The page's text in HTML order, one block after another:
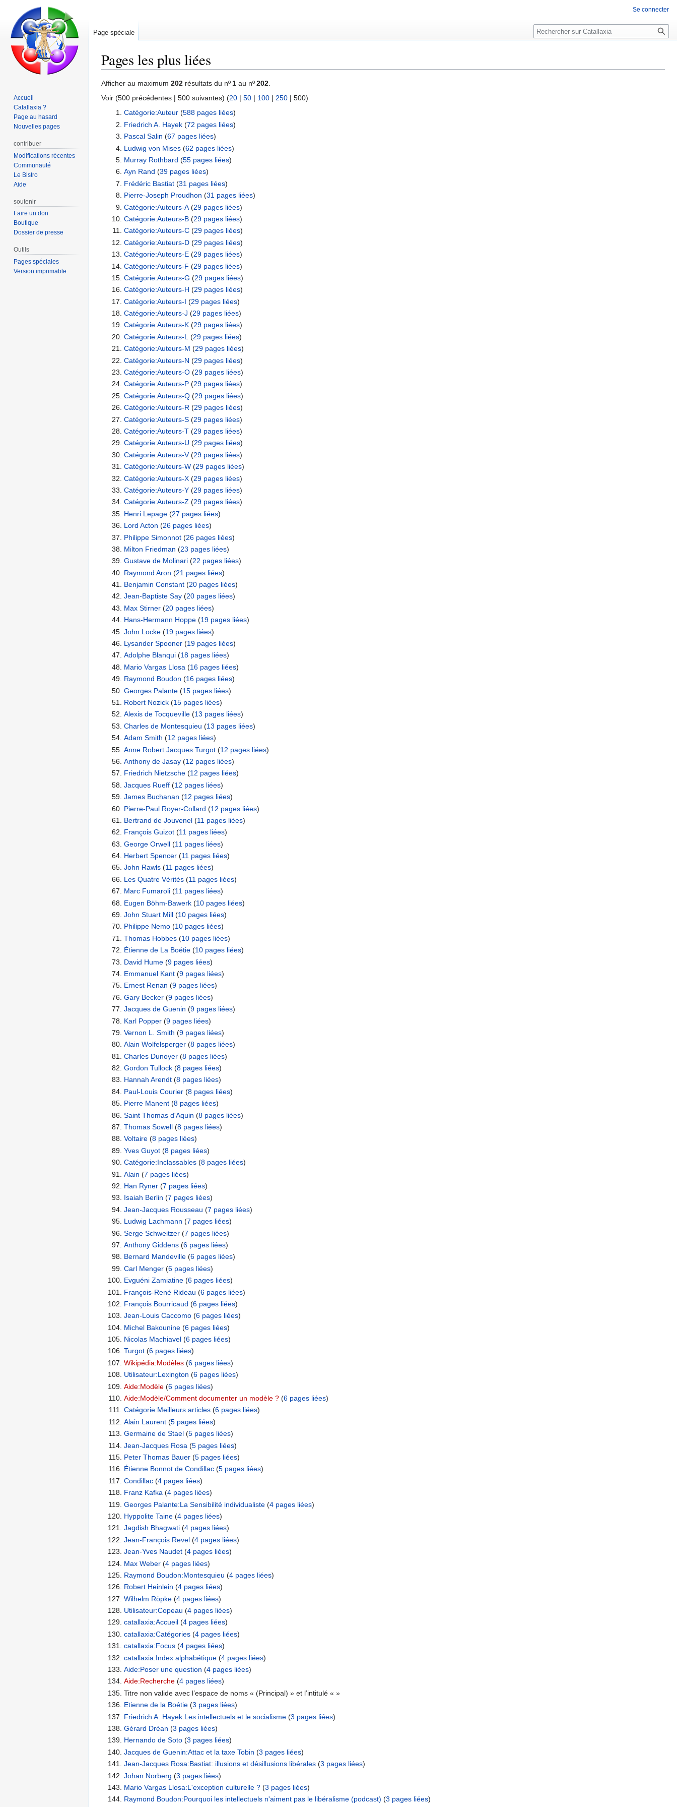
Pages les plus liées
Aller
à
navigation
Aller
à
recherche
Afficher au maximum 202 résultats du nº1 au nº202.
Voir (500 précédentes | 500 suivantes) (20 | 50 | 100 | 250 | 500)
Catégorie:Auteur‏‎ (588 pages liées)
Friedrich A. Hayek‏‎ (72 pages liées)
Pascal Salin ‏‎ (67 pages liées)
Ludwig von Mises‏‎ (62 pages liées)
Murray Rothbard ‏‎ (55 pages liées)
Ayn Rand ‏‎ (39 pages liées)
Frédéric Bastiat‏‎ (31 pages liées)
Pierre-Joseph Proudhon ‏‎ (31 pages liées)
Catégorie:Auteurs-A‏‎ (29 pages liées)
Catégorie:Auteurs-B‏‎ (29 pages liées)
Catégorie:Auteurs-C‏‎ (29 pages liées)
Catégorie:Auteurs-D‏‎ (29 pages liées)
Catégorie:Auteurs-E‏‎ (29 pages liées)
Catégorie:Auteurs-F ‏‎ (29 pages liées)
Catégorie:Auteurs-G ‏‎ (29 pages liées)
Catégorie:Auteurs-H ‏‎ (29 pages liées)
Catégorie:Auteurs-I ‏‎ (29 pages liées)
Catégorie:Auteurs-J ‏‎ (29 pages liées)
Catégorie:Auteurs-K‏‎ (29 pages liées)
Catégorie:Auteurs-L ‏‎ (29 pages liées)
Catégorie:Auteurs-M ‏‎ (29 pages liées)
Catégorie:Auteurs-N ‏‎ (29 pages liées)
Catégorie:Auteurs-O‏‎ (29 pages liées)
Catégorie:Auteurs-P‏‎ (29 pages liées)
Catégorie:Auteurs-Q‏‎ (29 pages liées)
Catégorie:Auteurs-R‏‎ (29 pages liées)
Catégorie:Auteurs-S‏‎ (29 pages liées)
Catégorie:Auteurs-T‏‎ (29 pages liées)
Catégorie:Auteurs-U ‏‎ (29 pages liées)
Catégorie:Auteurs-V‏‎ (29 pages liées)
Catégorie:Auteurs-W‏‎ (29 pages liées)
Catégorie:Auteurs-X‏‎ (29 pages liées)
Catégorie:Auteurs-Y‏‎ (29 pages liées)
Catégorie:Auteurs-Z‏‎ (29 pages liées)
Henri Lepage‏‎ (27 pages liées)
Lord Acton ‏‎ (26 pages liées)
Philippe Simonnot‏‎ (26 pages liées)
Milton Friedman ‏‎ (23 pages liées)
Gustave de Molinari‏‎ (22 pages liées)
Raymond Aron ‏‎ (21 pages liées)
Benjamin Constant‏‎ (20 pages liées)
Jean-Baptiste Say‏‎ (20 pages liées)
Max Stirner‏‎ (20 pages liées)
Hans-Hermann Hoppe‏‎ (19 pages liées)
John Locke‏‎ (19 pages liées)
Lysander Spooner‏‎ (19 pages liées)
Adolphe Blanqui‏‎ (18 pages liées)
Mario Vargas Llosa ‏‎ (16 pages liées)
Raymond Boudon ‏‎ (16 pages liées)
Georges Palante‏‎ (15 pages liées)
Robert Nozick‏‎ (15 pages liées)
Alexis de Tocqueville‏‎ (13 pages liées)
Charles de Montesquieu ‏‎ (13 pages liées)
Adam Smith ‏‎ (12 pages liées)
Anne Robert Jacques Turgot‏‎ (12 pages liées)
Anthony de Jasay‏‎ (12 pages liées)
Friedrich Nietzsche‏‎ (12 pages liées)
Jacques Rueff‏‎ (12 pages liées)
James Buchanan ‏‎ (12 pages liées)
Pierre-Paul Royer-Collard ‏‎ (12 pages liées)
Bertrand de Jouvenel‏‎ (11 pages liées)
François Guizot‏‎ (11 pages liées)
George Orwell‏‎ (11 pages liées)
Herbert Spencer‏‎ (11 pages liées)
John Rawls‏‎ (11 pages liées)
Les Quatre Vérités‏‎ (11 pages liées)
Marc Fumaroli‏‎ (11 pages liées)
Eugen Böhm-Bawerk‏‎ (10 pages liées)
John Stuart Mill‏‎ (10 pages liées)
Philippe Nemo‏‎ (10 pages liées)
Thomas Hobbes‏‎ (10 pages liées)
Étienne de La Boétie‏‎ (10 pages liées)
David Hume‏‎ (9 pages liées)
Emmanuel Kant‏‎ (9 pages liées)
Ernest Renan ‏‎ (9 pages liées)
Gary Becker‏‎ (9 pages liées)
Jacques de Guenin ‏‎ (9 pages liées)
Karl Popper‏‎ (9 pages liées)
Vernon L. Smith ‏‎ (9 pages liées)
Alain Wolfelsperger‏‎ (8 pages liées)
Charles Dunoyer‏‎ (8 pages liées)
Gordon Tullock‏‎ (8 pages liées)
Hannah Arendt‏‎ (8 pages liées)
Paul-Louis Courier‏‎ (8 pages liées)
Pierre Manent‏‎ (8 pages liées)
Saint Thomas d'Aquin ‏‎ (8 pages liées)
Thomas Sowell‏‎ (8 pages liées)
Voltaire‏‎ (8 pages liées)
Yves Guyot‏‎ (8 pages liées)
Catégorie:Inclassables‏‎ (8 pages liées)
Alain ‏‎ (7 pages liées)
Han Ryner‏‎ (7 pages liées)
Isaiah Berlin ‏‎ (7 pages liées)
Jean-Jacques Rousseau ‏‎ (7 pages liées)
Ludwig Lachmann ‏‎ (7 pages liées)
Serge Schweitzer‏‎ (7 pages liées)
Anthony Giddens‏‎ (6 pages liées)
Bernard Mandeville‏‎ (6 pages liées)
Carl Menger‏‎ (6 pages liées)
Evguéni Zamiatine‏‎ (6 pages liées)
François-René Rideau ‏‎ (6 pages liées)
François Bourricaud ‏‎ (6 pages liées)
Jean-Louis Caccomo‏‎ (6 pages liées)
Michel Bakounine‏‎ (6 pages liées)
Nicolas Machiavel‏‎ (6 pages liées)
Turgot‏‎ (6 pages liées)
Wikipédia:Modèles‏‎ (6 pages liées)
Utilisateur:Lexington ‏‎ (6 pages liées)
Aide:Modèle‏‎ (6 pages liées)
Aide:Modèle/Comment documenter un modèle ?‏‎ (6 pages liées)
Catégorie:Meilleurs articles‏‎ (6 pages liées)
Alain Laurent‏‎ (5 pages liées)
Germaine de Stael‏‎ (5 pages liées)
Jean-Jacques Rosa ‏‎ (5 pages liées)
Peter Thomas Bauer‏‎ (5 pages liées)
Étienne Bonnot de Condillac‏‎ (5 pages liées)
Condillac‏‎ (4 pages liées)
Franz Kafka ‏‎ (4 pages liées)
Georges Palante:La Sensibilité individualiste‏‎ (4 pages liées)
Hyppolite Taine‏‎ (4 pages liées)
Jagdish Bhagwati‏‎ (4 pages liées)
Jean-François Revel‏‎ (4 pages liées)
Jean-Yves Naudet‏‎ (4 pages liées)
Max Weber‏‎ (4 pages liées)
Raymond Boudon:Montesquieu ‏‎ (4 pages liées)
Robert Heinlein ‏‎ (4 pages liées)
Wilhelm Röpke‏‎ (4 pages liées)
Utilisateur:Copeau ‏‎ (4 pages liées)
catallaxia:Accueil‏‎ (4 pages liées)
catallaxia:Catégories‏‎ (4 pages liées)
catallaxia:Focus‏‎ (4 pages liées)
catallaxia:Index alphabétique‏‎ (4 pages liées)
Aide:Poser une question ‏‎ (4 pages liées)
Aide:Recherche‏‎ (4 pages liées)
Titre non valide avec l’espace de noms « (Principal) » et l’intitulé « »
Etienne de la Boétie‏‎ (3 pages liées)
Friedrich A. Hayek:Les intellectuels et le socialisme‏‎ (3 pages liées)
Gérard Dréan ‏‎ (3 pages liées)
Hernando de Soto‏‎ (3 pages liées)
Jacques de Guenin:Attac et la taxe Tobin ‏‎ (3 pages liées)
Jean-Jacques Rosa:Bastiat: illusions et désillusions libérales‏‎ (3 pages liées)
Johan Norberg ‏‎ (3 pages liées)
Mario Vargas Llosa:L'exception culturelle ?‏‎ (3 pages liées)
Raymond Boudon:Pourquoi les intellectuels n'aiment pas le libéralisme (podcast) ‏‎ (3 pages liées)
Se connecter
Page spéciale Rechercher
Accueil
Catallaxia ?
Page au hasard
Nouvelles pages
contribuer
Modifications récentes
Communauté
Le Bistro
Aide
soutenir
Faire un don
Boutique
Dossier de presse
Outils
Pages spéciales
Version imprimable